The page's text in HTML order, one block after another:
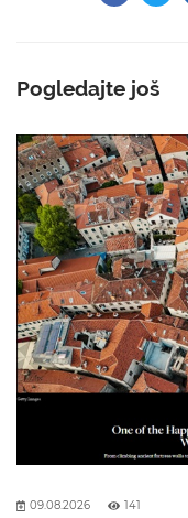
Pogledajte još
09.08.2026 141